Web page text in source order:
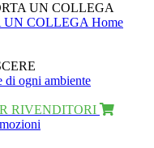
UN COLLEGA
UN COLLEGA Home
di ogni ambiente
RIVENDITORI